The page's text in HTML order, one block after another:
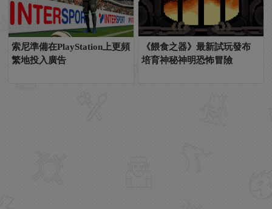
索尼準備在PlayStation上更頻
繁地投入廣告
《餵食之器》最新試玩發布
培育神秘神明恐怖冒險